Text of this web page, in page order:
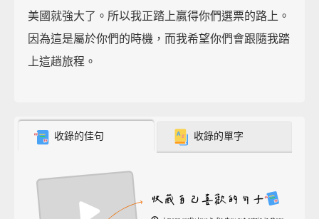
美國就強大了。所以我正踏上贏得你們選票的路上。
因為這是屬於你們的時機，而我希望你們會跟隨我踏
上這趟旅程。
收錄的佳句 收錄的單字